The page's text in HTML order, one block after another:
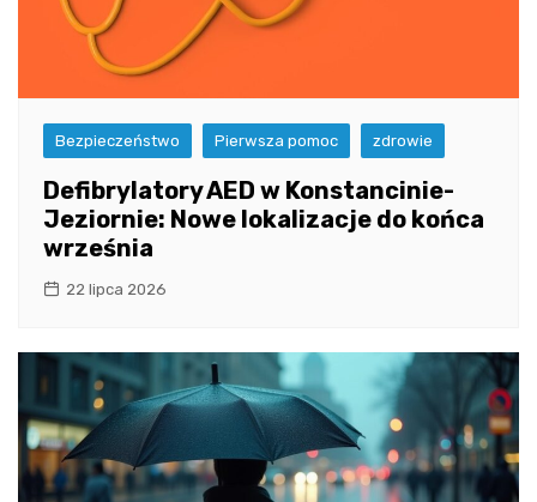
Bezpieczeństwo Pierwsza pomoc zdrowie
Defibrylatory AED w Konstancinie-
Jeziornie: Nowe lokalizacje do końca
września
22 lipca 2026